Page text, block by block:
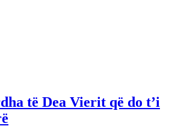
të Dea Vierit që do t’i